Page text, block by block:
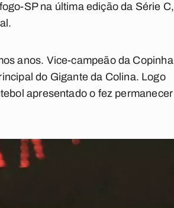
SP na última edição da Série C,
anos. Vice-campeão da Copinha
do Gigante da Colina. Logo
apresentado o fez permanecer